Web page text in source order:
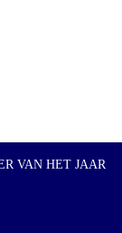
VAN HET JAAR